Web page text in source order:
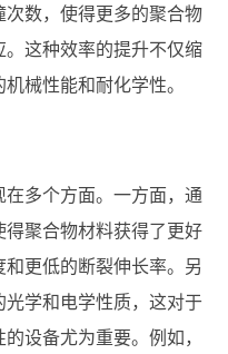
数，使得更多的聚合物
这种效率的提升不仅缩
械性能和耐化学性。
多个方面。一方面，通
聚合物材料获得了更好
更低的断裂伸长率。另
学和电学性质，这对于
设备尤为重要。例如，